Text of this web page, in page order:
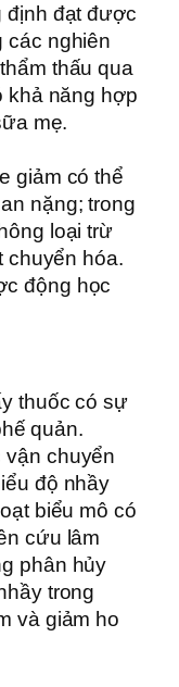
định đạt được
các nghiên
thấu qua
khả năng hợp
mẹ.
giảm có thể
nặng; trong
loại trừ
chuyển hóa.
động học
thuốc có sự
quản.
vận chuyển
độ nhầy
biểu mô có
cứu lâm
phân hủy
trong
và giảm ho